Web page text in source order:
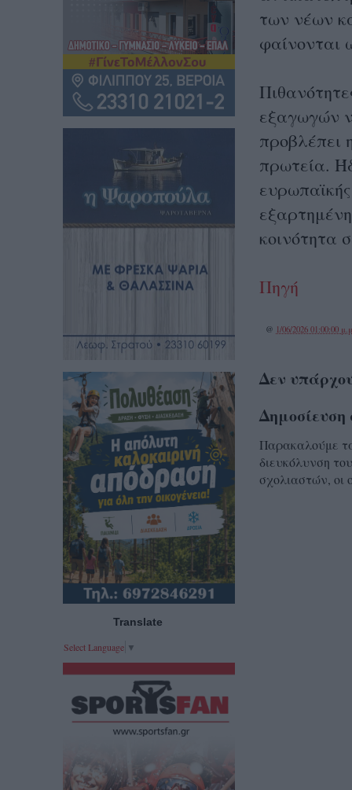
των νέων
φαίνονται
εξαγωγών
προβλέπει
πρωτεία.
κοινότητα
Πηγή
@ 1/06/2026 01:00:00
Δεν
Δημοσίευση
Παρακαλούμε
διευκόλυνση
σχολιαστών, οι
Translate
Select Language ▼